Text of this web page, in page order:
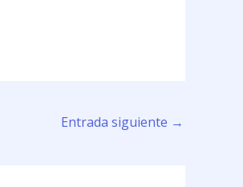
Entrada siguiente →